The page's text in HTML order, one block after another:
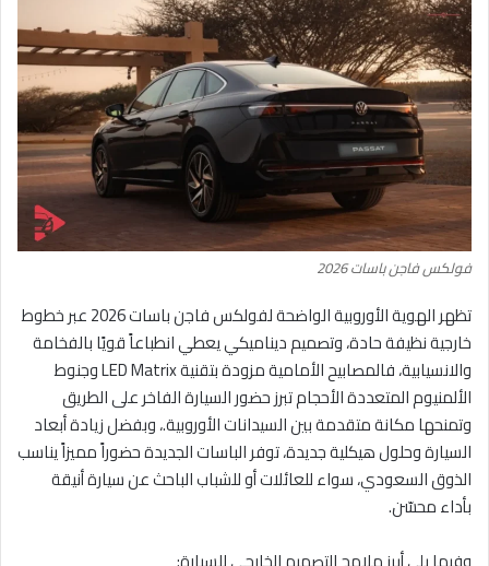
فولكس فاجن باسات 2026
تظهر الهوية الأوروبية الواضحة لفولكس فاجن باسات 2026 عبر خطوط
خارجية نظيفة حادة، وتصميم ديناميكي يعطي انطباعاً قويًا بالفخامة
والانسيابية، فالمصابيح الأمامية مزودة بتقنية LED Matrix وجنوط
الألمنيوم المتعددة الأحجام تبرز حضور السيارة الفاخر على الطريق
وتمنحها مكانة متقدمة بين السيدانات الأوروبية.، وبفضل زيادة أبعاد
السيارة وحلول هيكلية جديدة، توفر الباسات الجديدة حضوراً مميزاً يناسب
الذوق السعودي، سواء للعائلات أو للشباب الباحث عن سيارة أنيقة
بأداء محسّن.